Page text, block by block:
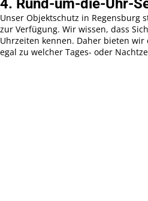
4. Rund-um-die-Uhr-
Unser Objektschutz in Regensburg
zur Verfügung. Wir wissen, dass
Uhrzeiten kennen. Daher bieten wir
egal zu welcher Tages- oder